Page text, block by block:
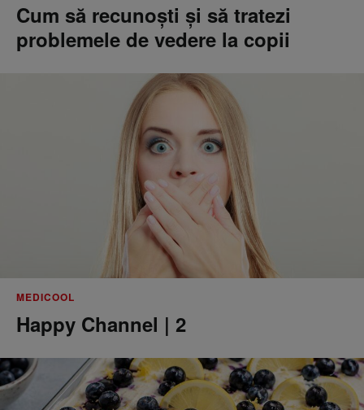
Cum să recunoști și să tratezi
problemele de vedere la copii
MEDICOOL
Happy Channel | 2